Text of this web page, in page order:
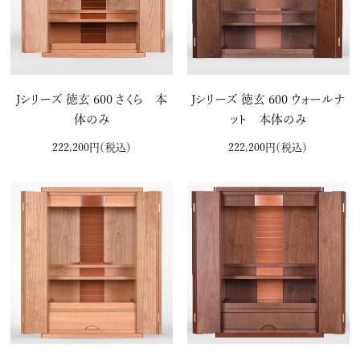
Jシリーズ 徳玄 600 さくら 本
体のみ
222,200円 （税込）
Jシリーズ 徳玄 600 ウォールナ
ット 本体のみ
222,200円 （税込）